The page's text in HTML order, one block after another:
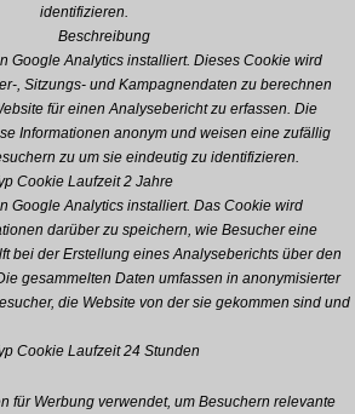
identifizieren.
Beschreibung
Google Analytics installiert. Dieses Cookie wird
, Sitzungs- und Kampagnendaten zu berechnen
für einen Analysebericht zu erfassen. Die
Informationen anonym und weisen eine zufällig
zu um sie eindeutig zu identifizieren.
Cookie Laufzeit 2 Jahre
Google Analytics installiert. Das Cookie wird
darüber zu speichern, wie Besucher eine
bei der Erstellung eines Analyseberichts über den
gesammelten Daten umfassen in anonymisierter
die Website von der sie gekommen sind und
Cookie Laufzeit 24 Stunden
für Werbung verwendet, um Besuchern relevante